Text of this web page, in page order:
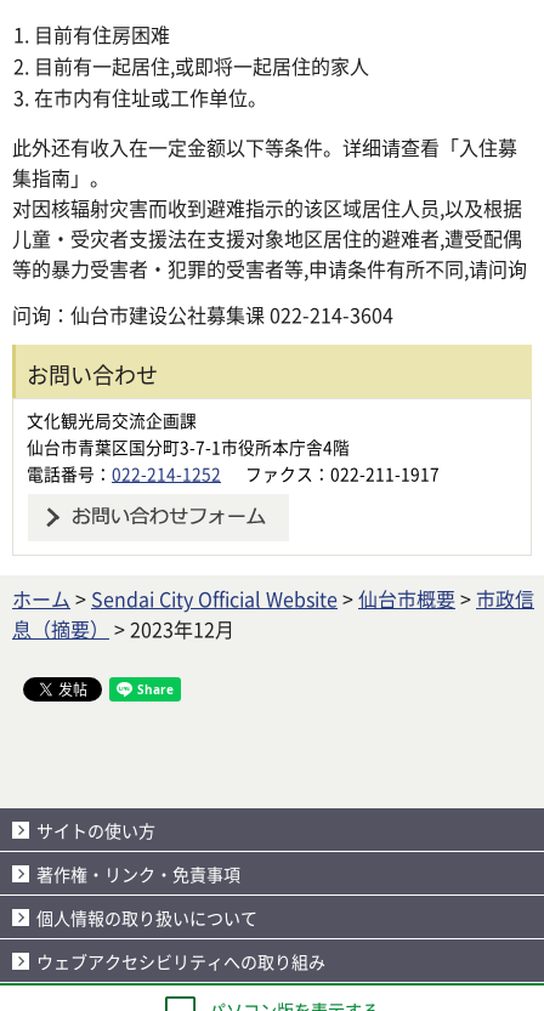
目前有住房困难
目前有一起居住,或即将一起居住的家人
在市内有住址或工作单位。
此外还有收入在一定金额以下等条件。详细请查看「入住募
集指南」。
对因核辐射灾害而收到避难指示的该区域居住人员,以及根据
儿童・受灾者支援法在支援对象地区居住的避难者,遭受配偶
等的暴力受害者・犯罪的受害者等,申请条件有所不同,请问询
问询：仙台市建设公社募集课 022-214-3604
お問い合わせ
文化観光局交流企画課
仙台市青葉区国分町3-7-1市役所本庁舎4階
電話番号： 022-214-1252 ファクス：022-211-1917
ホーム > Sendai City Official Website>仙台市概要>市政信
息（摘要）
> 2023年12月
サイトの使い方
著作権・リンク・免責事項
個人情報の取り扱いについて
ウェブアクセシビリティへの取り組み